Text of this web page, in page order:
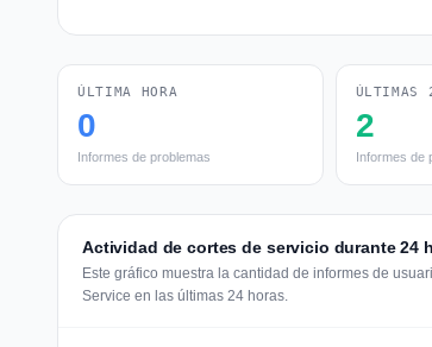
ÚLTIMA HORA
0
Informes de problemas
ÚLTIMAS
2
Informes de
Actividad de cortes de servicio durante 24
Este gráfico muestra la cantidad de informes de
Service en las últimas 24 horas.